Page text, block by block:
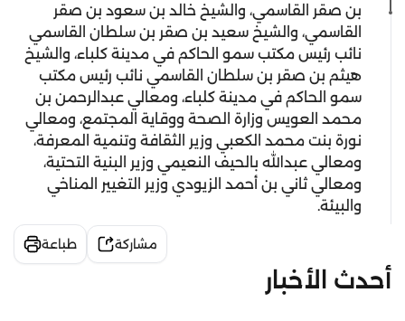
بن صقر القاسمي، والشيخ خالد بن سعود بن صقر
القاسمي، والشيخ سعيد بن صقر بن سلطان القاسمي
نائب رئيس مكتب سمو الحاكم في مدينة كلباء، والشيخ
هيثم بن صقر بن سلطان القاسمي نائب رئيس مكتب
سمو الحاكم في مدينة كلباء، ومعالي عبدالرحمن بن
محمد العويس وزارة الصحة ووقاية المجتمع، ومعالي
نورة بنت محمد الكعبي وزير الثقافة وتنمية المعرفة،
ومعالي عبدالله بالحيف النعيمي وزير البنية التحتية،
ومعالي ثاني بن أحمد الزيودي وزير التغيير المناخي
والبيئة.
مشاركة طباعة
أحدث الأخبار